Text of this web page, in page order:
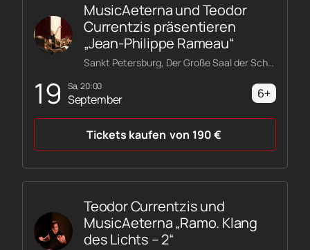
19 Sa, 20:00
September
MusicAeterna und Teodor
Currentzis präsentieren
„Jean-Philippe Rameau“
Sankt Petersburg, Der Große Saal der Schostakowitsch-Philharmonie
6+
Tickets kaufen von 190€
Teodor Currentzis und
MusicAeterna „Ramo. Klang
des Lichts – 2“